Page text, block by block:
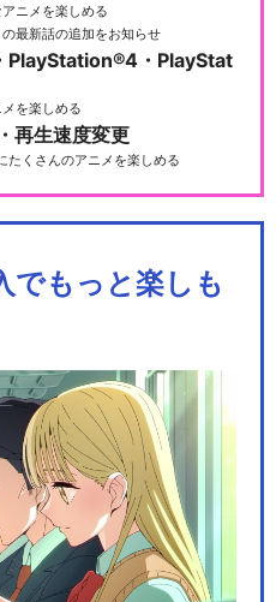
きかんしゃトーマス（シリー
ズ19）
きかんしゃトーマス（シリー
きかんしゃトーマス（シリー
ズ22）
きかんしゃトーマス（シリー
ズ23）
ニメを楽しめる
最新話の追加をお知らせ
PlayStation®4・PlayStat
を楽しめる
再生速度変更
たくさんのアニメを楽しめる
でもっと楽しも